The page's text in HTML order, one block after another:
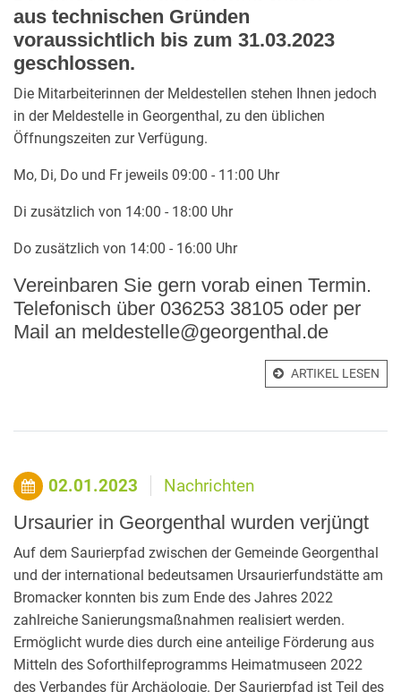
aus technischen Gründen
voraussichtlich bis zum 31.03.2023
geschlossen.
Die Mitarbeiterinnen der Meldestellen stehen Ihnen jedoch
in der Meldestelle in Georgenthal, zu den üblichen
Öffnungszeiten zur Verfügung.
Mo, Di, Do und Fr jeweils 09:00 - 11:00 Uhr
Di zusätzlich von 14:00 - 18:00 Uhr
Do zusätzlich von 14:00 - 16:00 Uhr
Vereinbaren Sie gern vorab einen Termin.
Telefonisch über 036253 38105 oder per
Mail an meldestelle@georgenthal.de
ARTIKEL LESEN
02.01.2023 Nachrichten
Ursaurier in Georgenthal wurden verjüngt
Auf dem Saurierpfad zwischen der Gemeinde Georgenthal
und der international bedeutsamen Ursaurierfundstätte am
Bromacker konnten bis zum Ende des Jahres 2022
zahlreiche Sanierungsmaßnahmen realisiert werden.
Ermöglicht wurde dies durch eine anteilige Förderung aus
Mitteln des Soforthilfeprogramms Heimatmuseen 2022
des Verbandes für Archäologie. Der Saurierpfad ist Teil des